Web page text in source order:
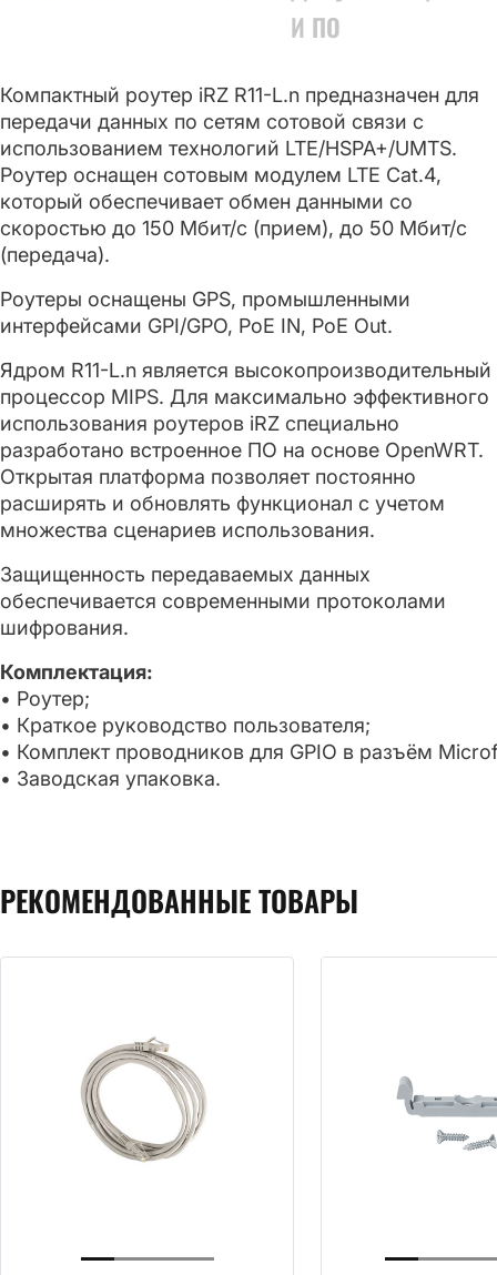
И ПО
Компактный роутер iRZ R11-L.n предназначен для
передачи данных по сетям сотовой связи с
использованием технологий LTE/HSPA+/UMTS.
Роутер оснащен сотовым модулем LTE Cat.4,
который обеспечивает обмен данными со
скоростью до 150 Мбит/с (прием), до 50 Мбит/с
(передача).
Роутеры оснащены GPS, промышленными
интерфейсами GPI/GPO, PoE IN, PoE Out.
Ядром R11-L.n является высокопроизводительный
процессор MIPS. Для максимально эффективного
использования роутеров iRZ специально
разработано встроенное ПО на основе OpenWRT.
Открытая платформа позволяет постоянно
расширять и обновлять функционал с учетом
множества сценариев использования.
Защищенность передаваемых данных
обеспечивается современными протоколами
шифрования.
Комплектация:
• Роутер;
• Краткое руководство пользователя;
• Комплект проводников для GPIO в разъём
• Заводская упаковка.
РЕКОМЕНДОВАННЫЕ ТОВАРЫ